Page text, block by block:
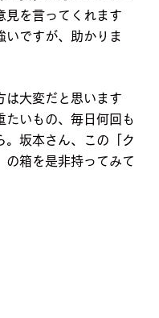
見を言ってくれます
いですが、助かりま
は大変だと思います
たいもの、毎日何回も
。坂本さん、この「ク
の箱を是非持ってみて